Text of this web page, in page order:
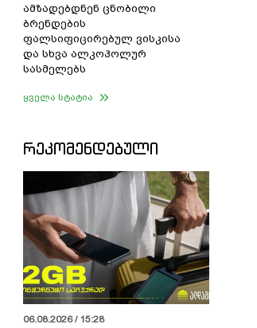
ამზადებდნენ ცნობილი
ბრენდების
ფალსიფიცირებულ ვისკისა
და სხვა ალკოჰოლურ
სასმელებს
ყველა სტატია
ᲠᲔᲙᲝᲛᲔᲜᲓᲔᲑᲣᲚᲘ
06.08.2026 / 15:28